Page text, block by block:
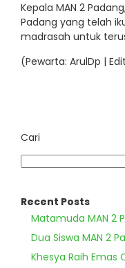
Kepala MAN 2
Padang yang telah
madrasah untuk
(Pewarta: ArulDp |
Cari
Recent Posts
Matamuda MAN 2
Dua Siswa MAN 2
Khesya Raih Emas